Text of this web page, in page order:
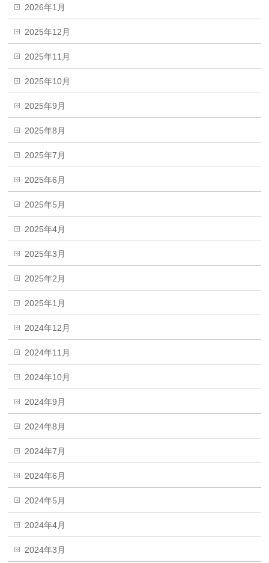
2026年1月
2025年12月
2025年11月
2025年10月
2025年9月
2025年8月
2025年7月
2025年6月
2025年5月
2025年4月
2025年3月
2025年2月
2025年1月
2024年12月
2024年11月
2024年10月
2024年9月
2024年8月
2024年7月
2024年6月
2024年5月
2024年4月
2024年3月